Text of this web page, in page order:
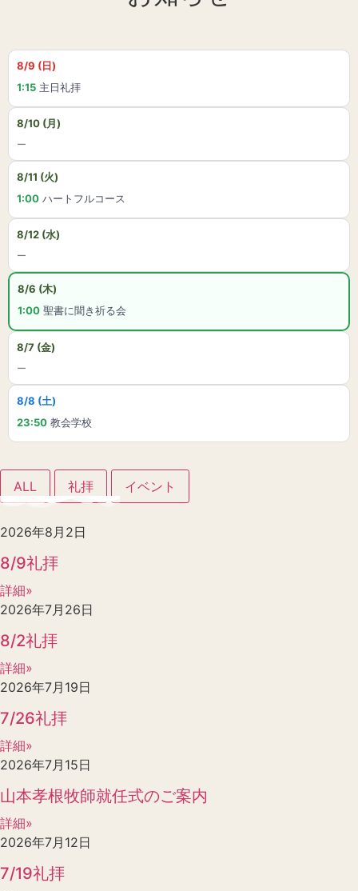
8/9 (日)
1:15 主日礼拝
8/10 (月)
ー
8/11 (火)
1:00 ハートフルコース
8/12 (水)
ー
8/6 (木)
1:00 聖書に聞き祈る会
8/7 (金)
ー
8/8 (土)
23:50 教会学校
ALL 礼拝 イベント
2026年8月2日
8/9礼拝
詳細»
2026年7月26日
8/2礼拝
詳細»
2026年7月19日
7/26礼拝
詳細»
2026年7月15日
山本孝根牧師就任式のご案内
詳細»
2026年7月12日
7/19礼拝